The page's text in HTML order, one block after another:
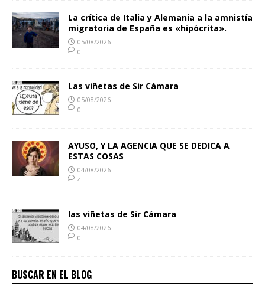
La crítica de Italia y Alemania a la amnistía
migratoria de España es «hipócrita».
05/08/2026
0
Las viñetas de Sir Cámara
05/08/2026
0
AYUSO, Y LA AGENCIA QUE SE DEDICA A
ESTAS COSAS
04/08/2026
4
las viñetas de Sir Cámara
04/08/2026
0
BUSCAR EN EL BLOG